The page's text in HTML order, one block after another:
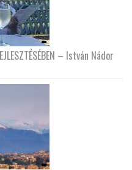
– István Nádor